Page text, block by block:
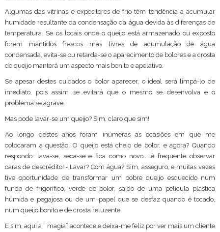
Algumas das vitrinas e expositores de frio têm tendência a acumular
humidade resultante da condensação da água devida às diferenças de
temperatura. Se os locais onde o queijo está armazenado ou exposto
forem mantidos frescos mas livres de acumulação de água
condensada, evita-se ou retarda-se o aparecimento de bolores e a crosta
do queijo manterá um aspecto mais bonito e apelativo.
Se apesar destes cuidados o bolor aparecer, o ideal será limpá-lo de
imediato, pois assim se evitará que o mesmo se desenvolva e o
problema se agrave.
Mas pode lavar-se um queijo? Sim, claro que sim!
Ao longo destes anos foram inúmeras as ocasiões em que me
colocaram a questão: O queijo está cheio de bolor, e agora? Quando
respondo: lava-se, seca-se e fica como novo... é frequente observar
caras de descrédito! - Lavar? Com água? Sim, asseguro, e muitas vezes
tive oportunidade de transformar um pobre queijo esquecido num
fundo de frigorífico, verde de bolor, saído de uma película plástica
húmida e pegajosa ou de um papel que se desfaz quando é tocado,
num queijo bonito e de crosta reluzente.
E sim, aqui a “ magia” acontece e deixa-me feliz por ver mais um cliente